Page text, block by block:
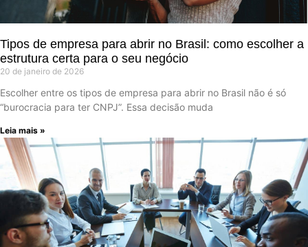
Tipos de empresa para abrir no Brasil: como escolher a
estrutura certa para o seu negócio
20 de janeiro de 2026
Escolher entre os tipos de empresa para abrir no Brasil não é só
“burocracia para ter CNPJ”. Essa decisão muda
Leia mais »